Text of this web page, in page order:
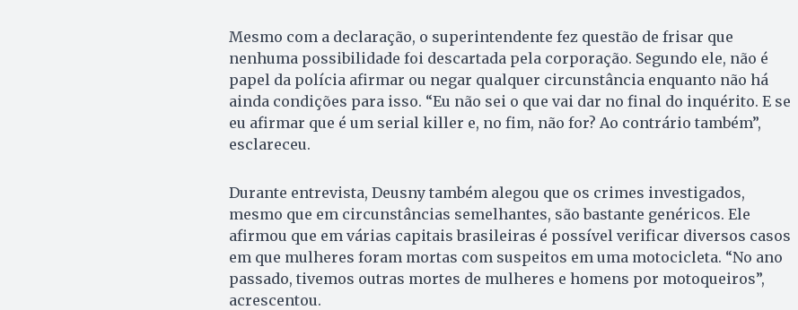
Mesmo com a declaração, o superintendente fez questão de frisar que
nenhuma possibilidade foi descartada pela corporação. Segundo ele, não é
papel da polícia afirmar ou negar qualquer circunstância enquanto não há
ainda condições para isso. “Eu não sei o que vai dar no final do inquérito. E se
eu afirmar que é um serial killer e, no fim, não for? Ao contrário também”,
esclareceu.
Durante entrevista, Deusny também alegou que os crimes investigados,
mesmo que em circunstâncias semelhantes, são bastante genéricos. Ele
afirmou que em várias capitais brasileiras é possível verificar diversos casos
em que mulheres foram mortas com suspeitos em uma motocicleta. “No ano
passado, tivemos outras mortes de mulheres e homens por motoqueiros”,
acrescentou.